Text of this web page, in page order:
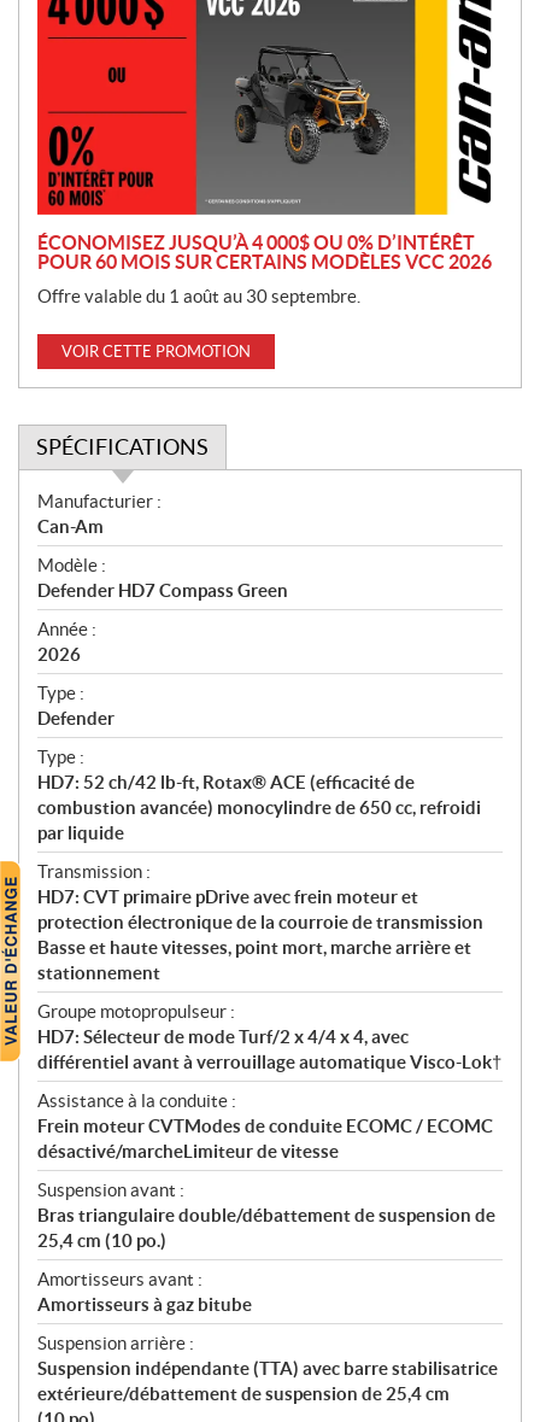
o
m
o
n
ÉCONOMISEZ JUSQU’À 4 000$ OU 0% D’INTÉRÊT
POUR 60 MOIS SUR CERTAINS MODÈLES VCC 2026
Offre valable du 1 août au 30 septembre.
VOIR CETTE PROMOTION
SPÉCIFICATIONS
S
p
é
c
i
f
i
c
a
t
i
o
n
s
Manufacturier :
Can-Am
Modèle :
Defender HD7 Compass Green
Année :
2026
Type :
Defender
Type :
HD7: 52 ch/42 lb-ft, Rotax® ACE (efficacité de
combustion avancée) monocylindre de 650 cc, refroidi
par liquide
Transmission :
HD7: CVT primaire pDrive avec frein moteur et
protection électronique de la courroie de transmission
Basse et haute vitesses, point mort, marche arrière et
stationnement
Groupe motopropulseur :
HD7: Sélecteur de mode Turf/2 x 4/4 x 4, avec
différentiel avant à verrouillage automatique Visco-Lok†
Assistance à la conduite :
Frein moteur CVTModes de conduite ECOMC / ECOMC
désactivé/marcheLimiteur de vitesse
Suspension avant :
Bras triangulaire double/débattement de suspension de
25,4 cm (10 po.)
Amortisseurs avant :
Amortisseurs à gaz bitube
Suspension arrière :
Suspension indépendante (TTA) avec barre stabilisatrice
extérieure/débattement de suspension de 25,4 cm